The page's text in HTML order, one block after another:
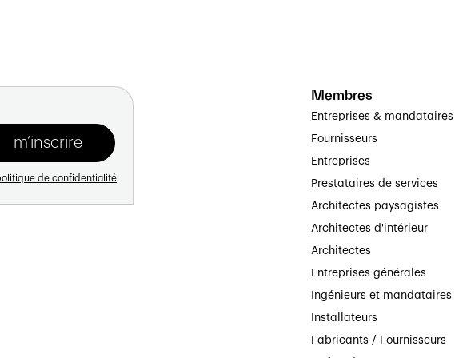
de scientifiques des données, de
Mischa Badertscher.
et le développement en collaboration
la FHNW, la HSLU, la SIA, Innosuisse et
de confidentialité
Membres
Entreprises & mandataires
Fournisseurs
Entreprises
Prestataires de services
Architectes paysagistes
Architectes d'intérieur
Architectes
Entreprises générales
Ingénieurs et mandataires
Installateurs
Fabricants / Fournisseurs